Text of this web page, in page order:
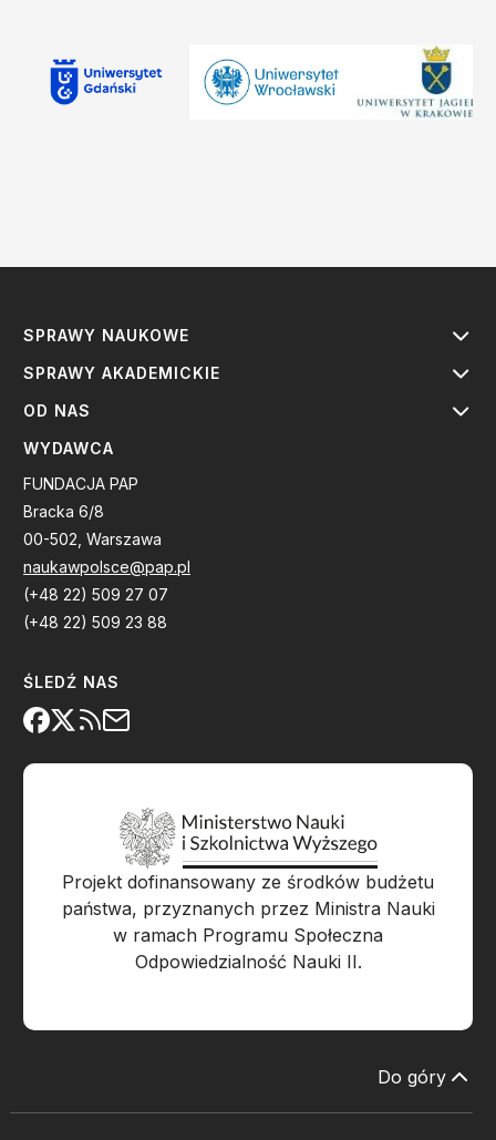
SPRAWY NAUKOWE
SPRAWY AKADEMICKIE
OD NAS
WYDAWCA
FUNDACJA PAP
Bracka 6/8
00-502, Warszawa
naukawpolsce@pap.pl
(+48 22) 509 27 07
(+48 22) 509 23 88
ŚLEDŹ NAS
Projekt dofinansowany ze środków budżetu
państwa, przyznanych przez Ministra Nauki
w ramach Programu Społeczna
Odpowiedzialność Nauki II.
Do góry